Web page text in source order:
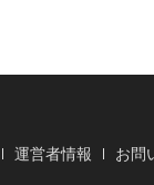
運営者情報 お問